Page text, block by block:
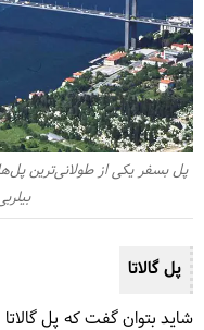
پل بسفر یکی از طولانی‌ترین
پل گالاتا
شاید بتوان گفت که پل